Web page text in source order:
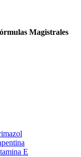
Magistrales
E